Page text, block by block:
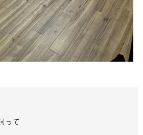
って